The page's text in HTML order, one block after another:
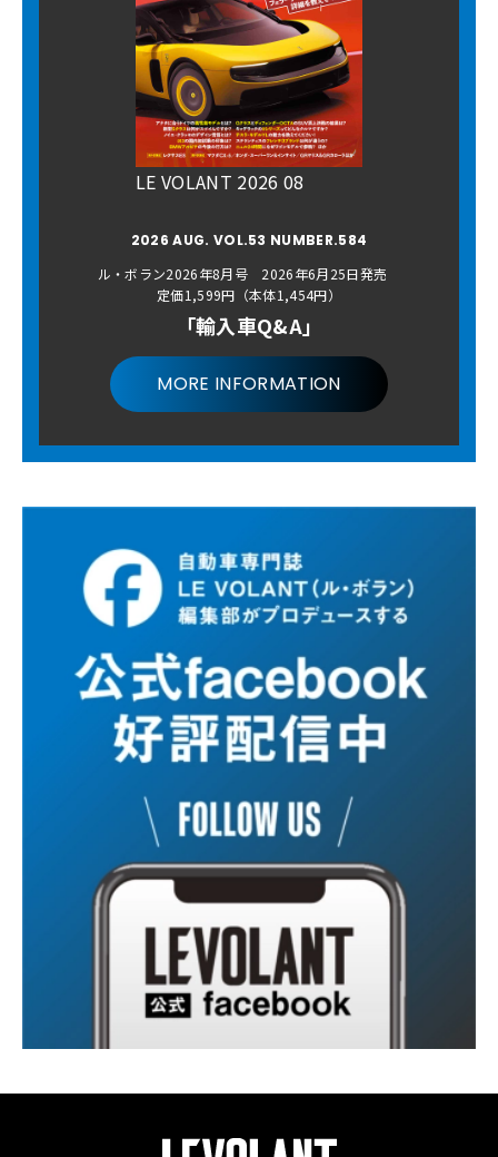
LE VOLANT 2026 08
2026 AUG. VOL.53 NUMBER.584
ル・ボラン2026年8月号 2026年6月25日発売
定価1,599円（本体1,454円）
「輸入車Q&A」
MORE INFORMATION